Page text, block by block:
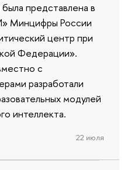
представлена в
Минцифры России
центр при
Федерации».
с
разработали
модулей
интеллекта.
22 июля